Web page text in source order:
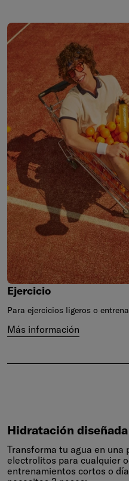
Ejercicio
Para ejercicios ligeros o
Más información
Hidratación diseñada
Hidratación
Transforma tu agua en una
electrolitos para cualquier
entrenamientos cortos o